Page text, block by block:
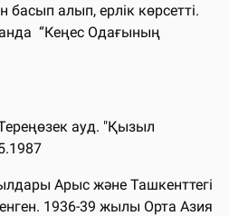
басып алып, ерлік көрсетті.
“Кеңес Одағының
ауд. "Қызыл
Арыс және Ташкенттегі
1936-39 жылы Орта Азия